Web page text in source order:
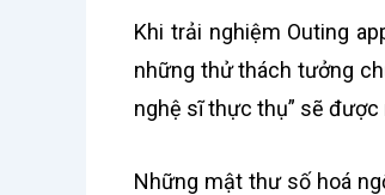
Khi trải nghiệm Outing
những thử thách tưởng
nghệ sĩ thực thụ” sẽ được
Những mật thư số hoá